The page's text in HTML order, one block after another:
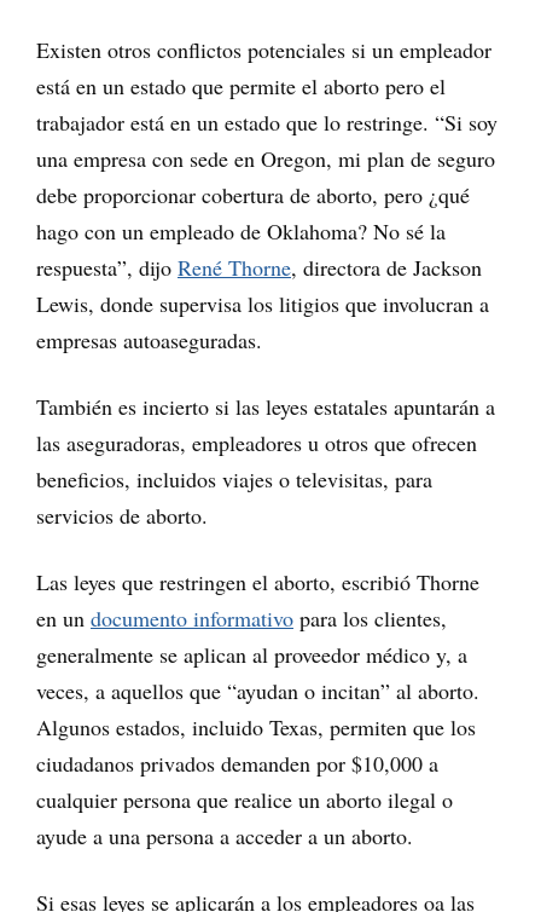
Existen otros conflictos potenciales si un empleador
está en un estado que permite el aborto pero el
trabajador está en un estado que lo restringe. “Si soy
una empresa con sede en Oregon, mi plan de seguro
debe proporcionar cobertura de aborto, pero ¿qué
hago con un empleado de Oklahoma? No sé la
respuesta”, dijo René Thorne, directora de Jackson
Lewis, donde supervisa los litigios que involucran a
empresas autoaseguradas.
También es incierto si las leyes estatales apuntarán a
las aseguradoras, empleadores u otros que ofrecen
beneficios, incluidos viajes o televisitas, para
servicios de aborto.
Las leyes que restringen el aborto, escribió Thorne
en un documento informativo para los clientes,
generalmente se aplican al proveedor médico y, a
veces, a aquellos que “ayudan o incitan” al aborto.
Algunos estados, incluido Texas, permiten que los
ciudadanos privados demanden por $10,000 a
cualquier persona que realice un aborto ilegal o
ayude a una persona a acceder a un aborto.
Si esas leyes se aplicarán a los empleadores oa las